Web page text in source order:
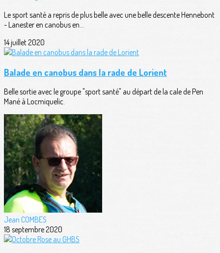
Le sport santé a repris de plus belle avec une belle descente Hennebont
- Lanester en canobus en...
14 juillet 2020
Balade en canobus dans la rade de Lorient
Belle sortie avec le groupe "sport santé" au départ de la cale de Pen
Mané à Locmiquelic.
Jean COMBES
18 septembre 2020